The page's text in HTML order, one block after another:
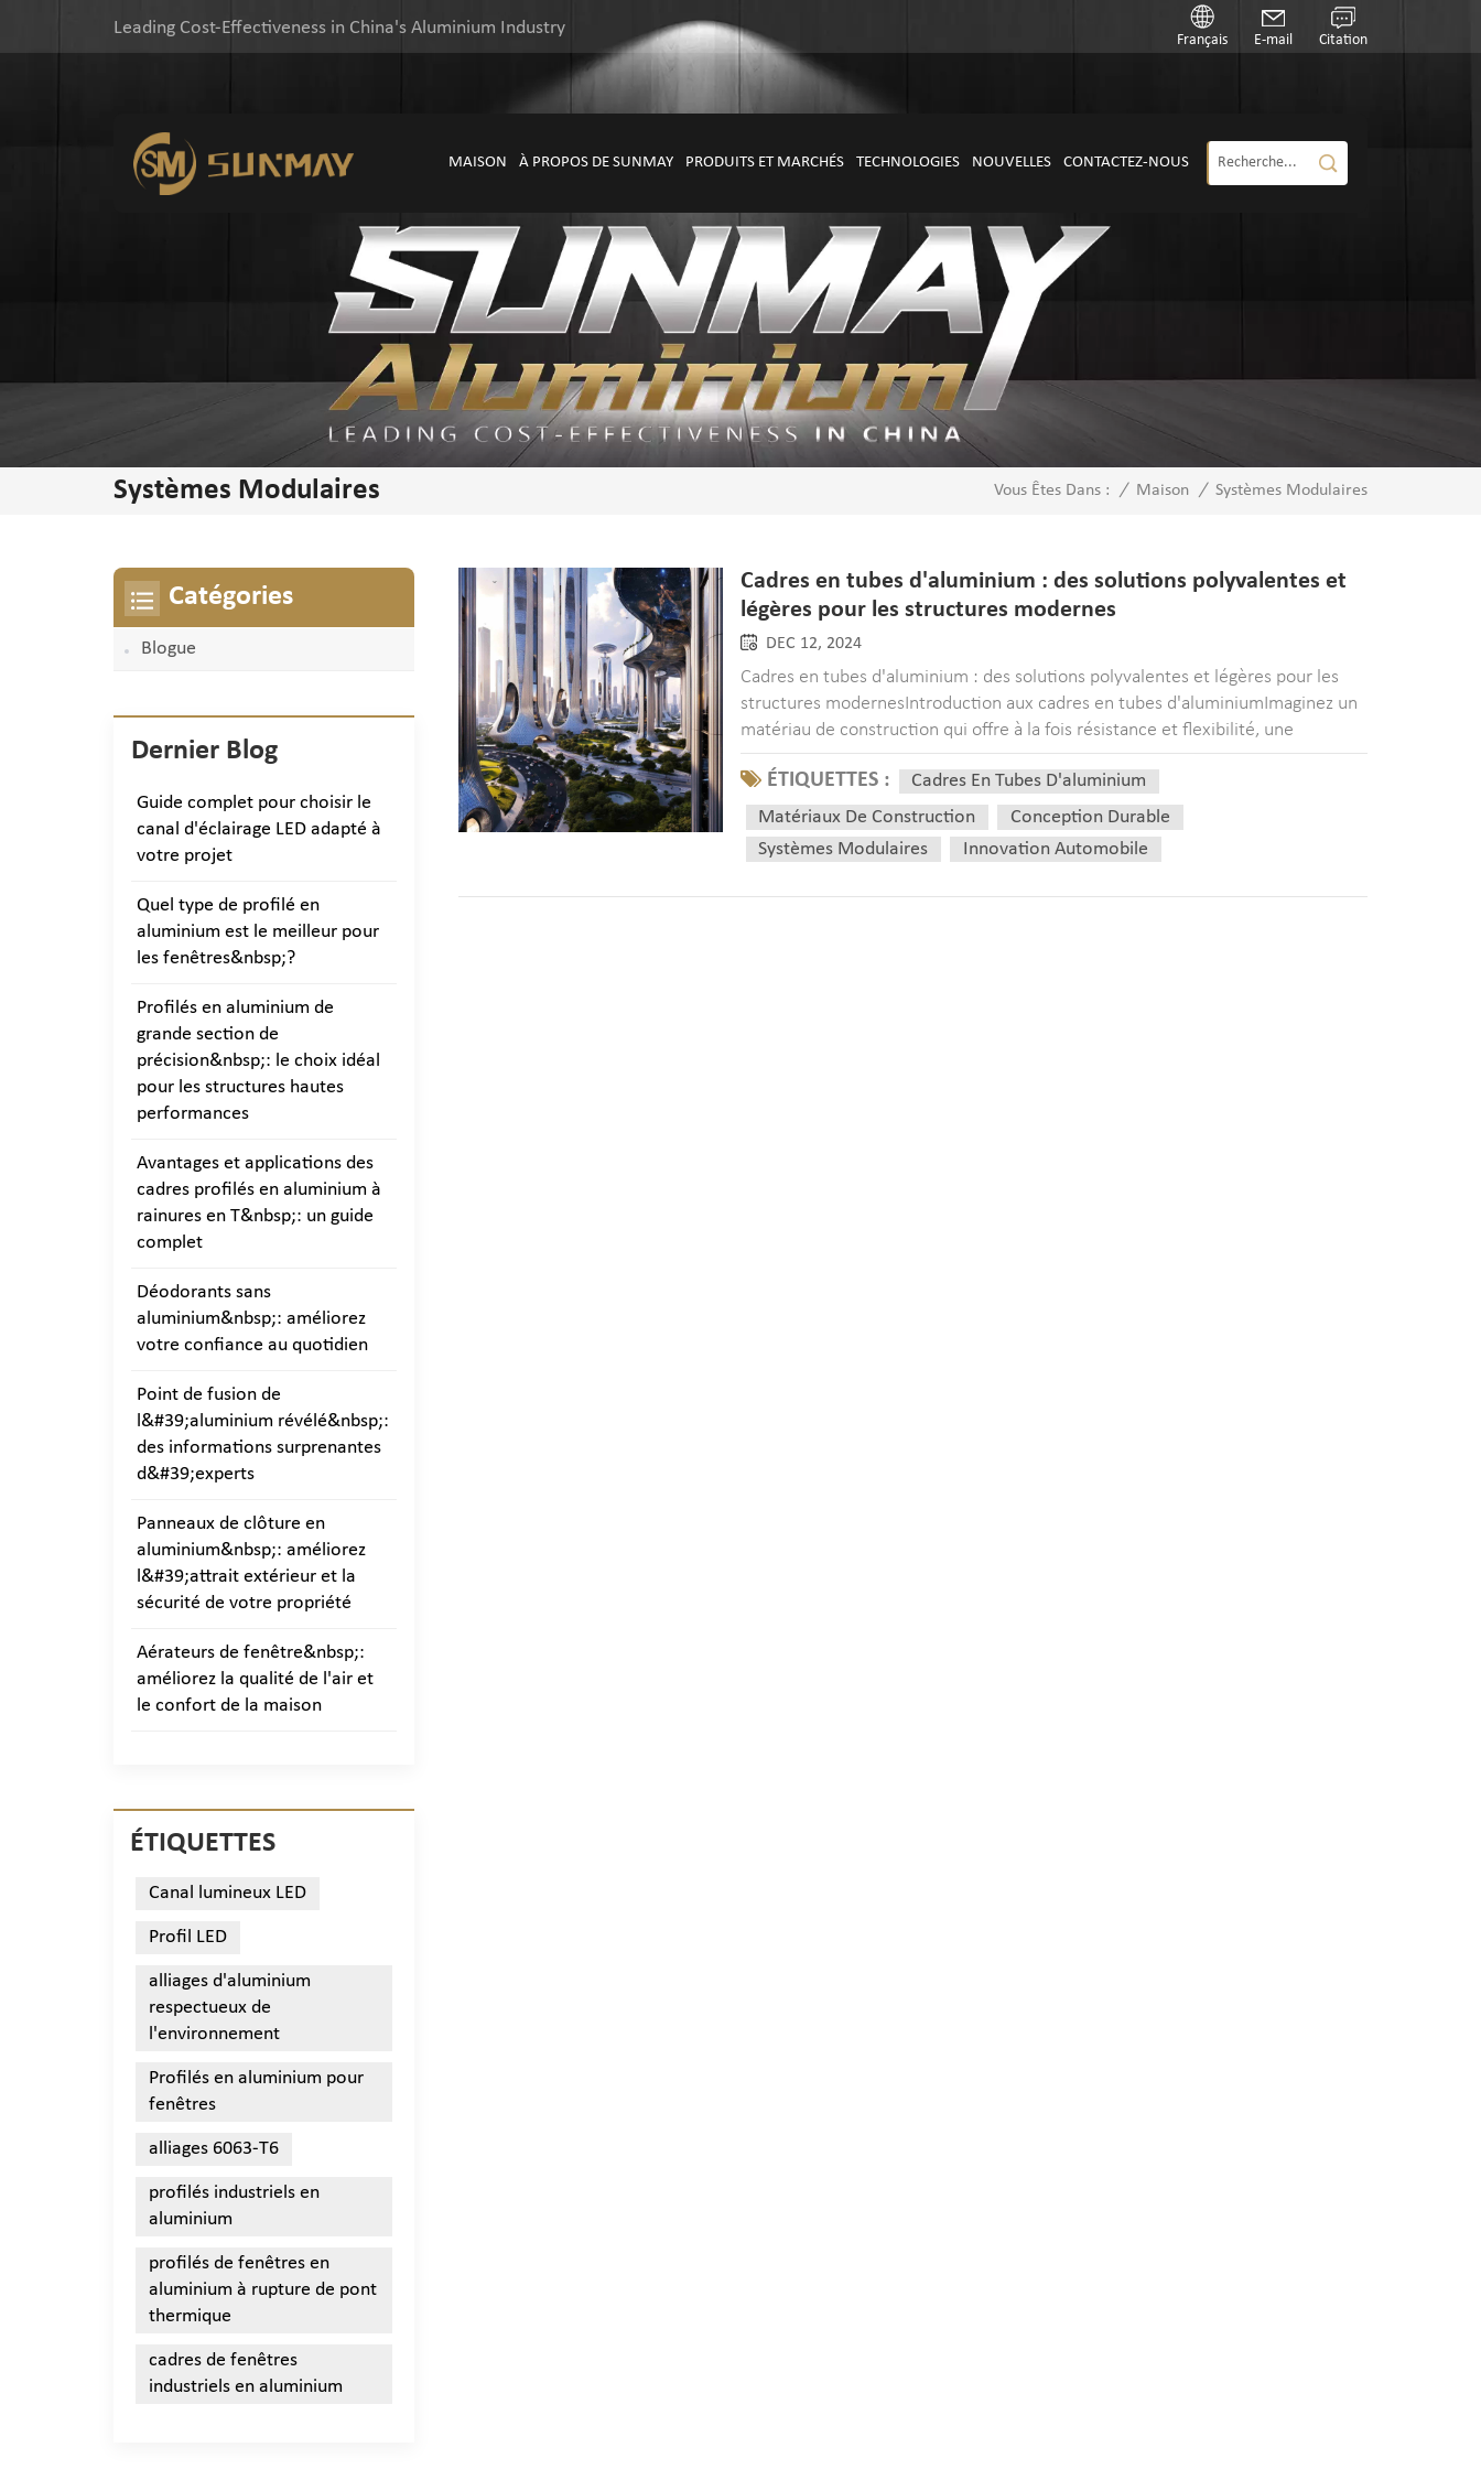
Leading Cost-Effectiveness in China's Aluminium Industry
Français E-mail Citation
MAISON À PROPOS DE SUNMAY PRODUITS ET MARCHÉS TECHNOLOGIES NOUVELLES CONTACTEZ-NOUS
Systèmes Modulaires Vous Êtes Dans : / Maison / Systèmes Modulaires
Cadres en tubes d'aluminium : des solutions polyvalentes et
légères pour les structures modernes
DEC 12, 2024
Cadres en tubes d'aluminium : des solutions polyvalentes et légères pour les
structures modernesIntroduction aux cadres en tubes d'aluminiumImaginez un
matériau de construction qui offre à la fois résistance et flexibilité, une
combinaison qui semble presque paradoxale. C'est précisément ce que tub...
ÉTIQUETTES :
Cadres En Tubes D'aluminium
Matériaux De Construction
Conception Durable
Systèmes Modulaires
Innovation Automobile
Catégories
Blogue
Dernier Blog
Guide complet pour choisir le
canal d'éclairage LED adapté à
votre projet
Quel type de profilé en
aluminium est le meilleur pour
les fenêtres&nbsp;?
Profilés en aluminium de
grande section de
précision&nbsp;: le choix idéal
pour les structures hautes
performances
Avantages et applications des
cadres profilés en aluminium à
rainures en T&nbsp;: un guide
complet
Déodorants sans
aluminium&nbsp;: améliorez
votre confiance au quotidien
Point de fusion de
l&#39;aluminium révélé&nbsp;:
des informations surprenantes
d&#39;experts
Panneaux de clôture en
aluminium&nbsp;: améliorez
l&#39;attrait extérieur et la
sécurité de votre propriété
Aérateurs de fenêtre&nbsp;:
améliorez la qualité de l'air et
le confort de la maison
ÉTIQUETTES
Canal lumineux LED
Profil LED
alliages d'aluminium
respectueux de
l'environnement
Profilés en aluminium pour
fenêtres
alliages 6063-T6
profilés industriels en
aluminium
profilés de fenêtres en
aluminium à rupture de pont
thermique
cadres de fenêtres
industriels en aluminium